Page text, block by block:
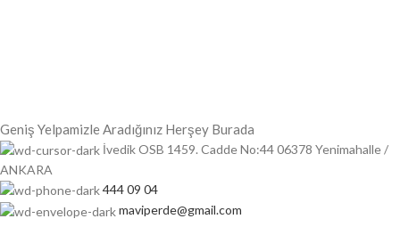
Geniş Yelpamizle Aradığınız Herşey Burada
İvedik OSB 1459. Cadde No:44 06378 Yenimahalle /
ANKARA
444 09 04
maviperde@gmail.com